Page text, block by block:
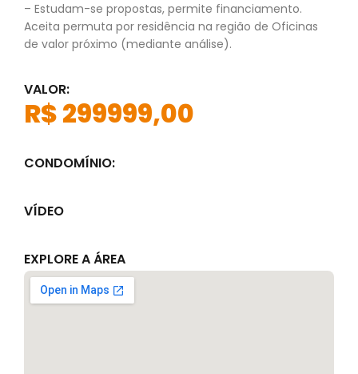
– Estudam-se propostas, permite financiamento.
Aceita permuta por residência na região de Oficinas
de valor próximo (mediante análise).
VALOR:
R$ 299999,00
CONDOMÍNIO:
VÍDEO
EXPLORE A ÁREA